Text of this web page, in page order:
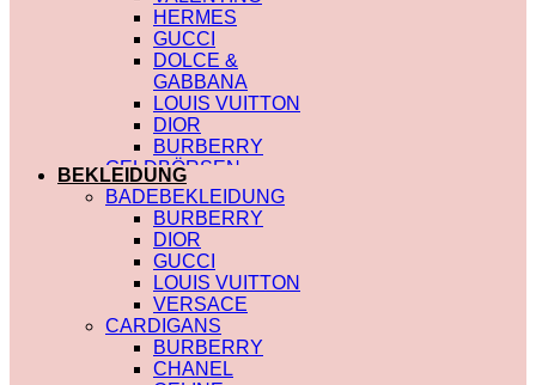
HERMES
GUCCI
DOLCE &
GABBANA
LOUIS VUITTON
DIOR
BURBERRY
GELDBÖRSEN
SAINT LAURENT
PRADA
HERMES
GUCCI
DIOR
CHLOE
FENDI
JACQUEMUS
CELINE
BEKLEIDUNG
BADEBEKLEIDUNG
BURBERRY
DIOR
GUCCI
LOUIS VUITTON
VERSACE
CARDIGANS
BURBERRY
CHANEL